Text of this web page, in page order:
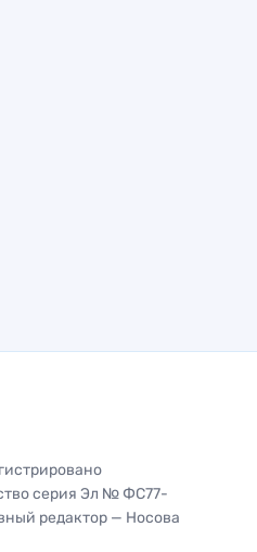
серия Эл № ФС77-
редактор — Носова